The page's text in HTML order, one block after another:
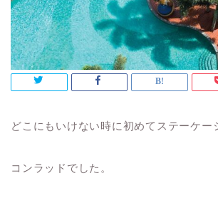
どこにもいけない時に初めてステーケー
コンラッドでした。